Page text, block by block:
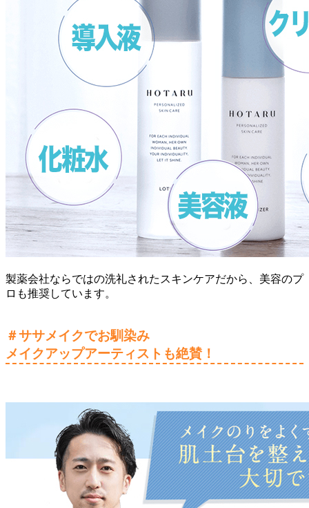
製薬会社ならではの洗礼されたスキンケアだから、美容のプ
ロも推奨しています。
＃ササメイクでお馴染み
メイクアップアーティストも絶賛！